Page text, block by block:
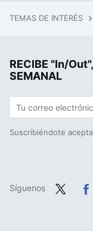
TEMAS DE INTERÉS
RECIBE "In/
SEMANAL
Suscribiéndote
Síguenos